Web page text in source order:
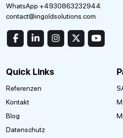
WhatsApp +4930863232944
contact@ingoldsolutions.com
Quick Links
Referenzen
Kontakt
Blog
Datenschutz